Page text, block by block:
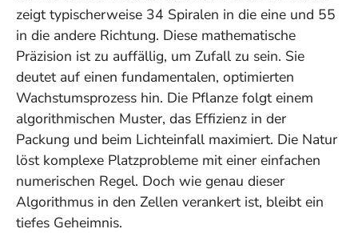
zeigt typischerweise 34 Spiralen in die eine und 55
in die andere Richtung. Diese mathematische
Präzision ist zu auffällig, um Zufall zu sein. Sie
deutet auf einen fundamentalen, optimierten
Wachstumsprozess hin. Die Pflanze folgt einem
algorithmischen Muster, das Effizienz in der
Packung und beim Lichteinfall maximiert. Die Natur
löst komplexe Platzprobleme mit einer einfachen
numerischen Regel. Doch wie genau dieser
Algorithmus in den Zellen verankert ist, bleibt ein
tiefes Geheimnis.